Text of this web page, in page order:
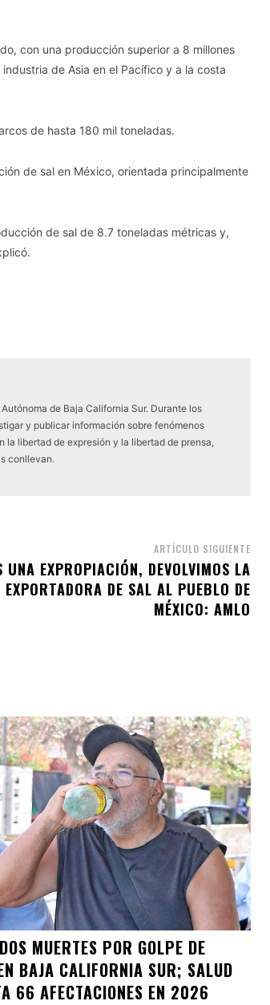
con una producción superior a 8 millones
de Asia en el Pacífico y a la costa
de hasta 180 mil toneladas.
de sal en México, orientada principalmente
de sal de 8.7 toneladas métricas y,
de Baja California Sur. Durante los
y publicar información sobre fenómenos
libertad de expresión y la libertad de prensa,
conllevan.
ARTÍCULO SIGUIENTE
UNA EXPROPIACIÓN, DEVOLVIMOS LA
EXPORTADORA DE SAL AL PUEBLO DE
MÉXICO: AMLO
MUERTES POR GOLPE DE
BAJA CALIFORNIA SUR; SALUD
66 AFECTACIONES EN 2026